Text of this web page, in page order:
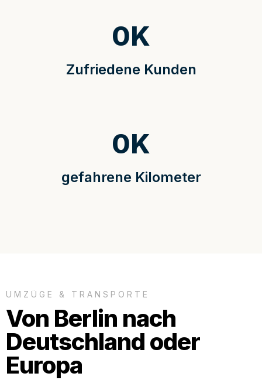
Zufriedene Kunden
0K
gefahrene Kilometer
0K
UMZÜGE & TRANSPORTE
Von Berlin nach
Deutschland oder
Europa